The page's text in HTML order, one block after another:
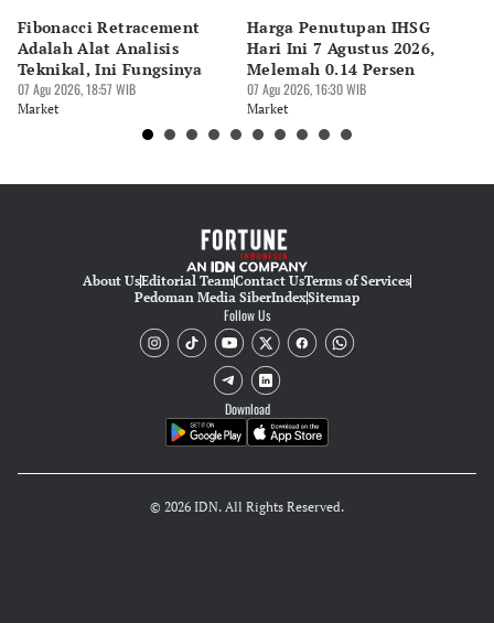
Fibonacci Retracement
Adalah Alat Analisis
Teknikal, Ini Fungsinya
07 Agu 2026, 18:57 WIB
Market
Harga Penutupan IHSG
Hari Ini 7 Agustus 2026,
Melemah 0.14 Persen
07 Agu 2026, 16:30 WIB
Market
About UsEditorial TeamContact UsTerms of Services
Pedoman Media SiberIndexSitemap
Follow Us
Download
© 2026 IDN. All Rights Reserved.